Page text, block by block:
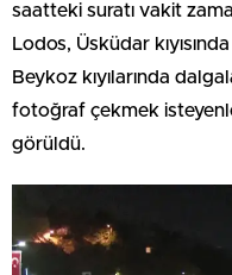
saatteki suratı vakit
Lodos, Üsküdar
Beykoz kıyılarında
fotoğraf çekmek
görüldü.